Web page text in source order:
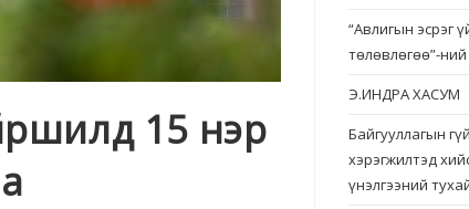
15 нэр
“Авлигын эсрэг
төлөвлөгөө”-
Э.ИНДРА ХАСУМ
Байгууллагын
хэрэгжилтэд
үнэлгээний